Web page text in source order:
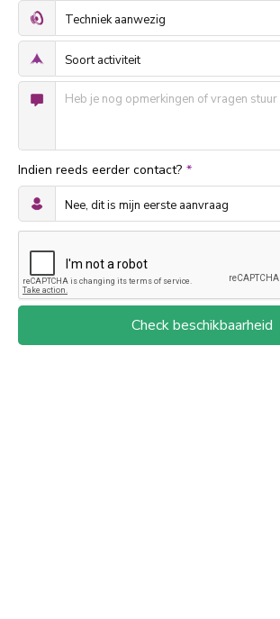
Indien reeds eerder contact? *
Check beschikbaarheid